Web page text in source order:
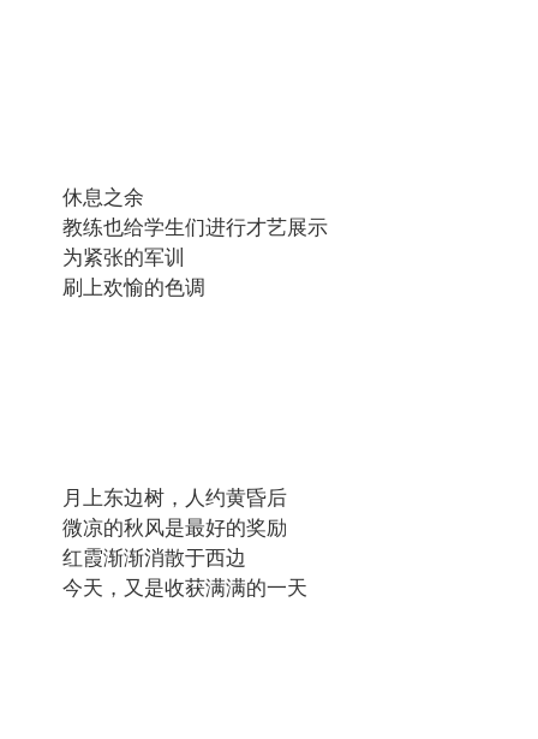
休息之余
教练也给学生们进行才艺展示
为紧张的军训
刷上欢愉的色调
月上东边树，人约黄昏后
微凉的秋风是最好的奖励
红霞渐渐消散于西边
今天，又是收获满满的一天